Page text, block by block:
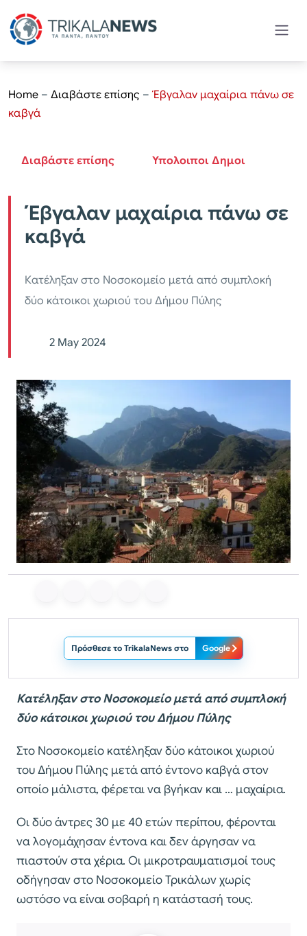
Home – Διαβάστε επίσης – Έβγαλαν μαχαίρια πάνω σε
καβγά
Διαβάστε επίσης Υπολοιποι Δημοι
Έβγαλαν μαχαίρια πάνω σε
καβγά
Κατέληξαν στο Νοσοκομείο μετά από συμπλοκή
δύο κάτοικοι χωριού του Δήμου Πύλης
2 May 2024
Πρόσθεσε το TrikalaNews στο Google
Κατέληξαν στο Νοσοκομείο μετά από συμπλοκή
δύο κάτοικοι χωριού του Δήμου Πύλης
Στο Νοσοκομείο κατέληξαν δύο κάτοικοι χωριού
του Δήμου Πύλης μετά από έντονο καβγά στον
οποίο μάλιστα, φέρεται να βγήκαν και … μαχαίρια.
Οι δύο άντρες 30 με 40 ετών περίπου, φέρονται
να λογομάχησαν έντονα και δεν άργησαν να
πιαστούν στα χέρια. Οι μικροτραυματισμοί τους
οδήγησαν στο Νοσοκομείο Τρικάλων χωρίς
ωστόσο να είναι σοβαρή η κατάστασή τους.